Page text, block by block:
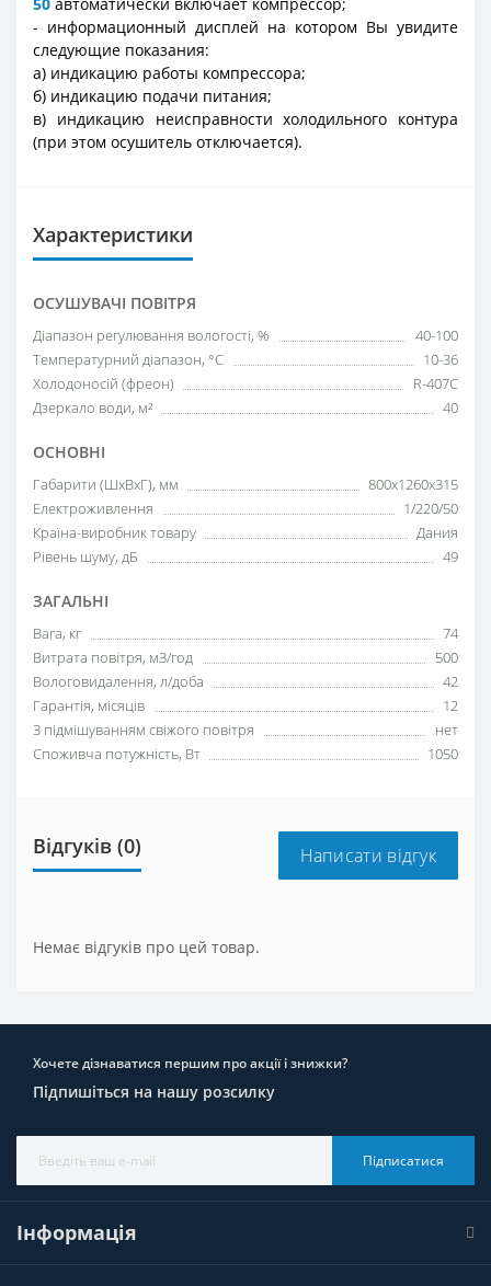
- информационный дисплей на котором Вы увидите
следующие показания:
а) индикацию работы компрессора;
б) индикацию подачи питания;
в) индикацию неисправности холодильного контура
(при этом осушитель отключается).
Характеристики
ОСУШУВАЧІ ПОВІТРЯ
Діапазон регулювання вологості, %
40-100
Температурний діапазон, °С
10-36
Холодоносій (фреон)
R-407C
Дзеркало води, м²
40
ОСНОВНІ
Габарити (ШxВxГ), мм
800x1260x315
Електроживлення
1/220/50
Країна-виробник товару
Дания
Рівень шуму, дБ
49
ЗАГАЛЬНІ
Вага, кг
74
Витрата повітря, мЗ/год
500
Вологовидалення, л/доба
42
Гарантія, місяців
12
З підмішуванням свіжого повітря
нет
Споживча потужність, Вт
1050
Відгуків (0) Написати відгук
Немає відгуків про цей товар.
Хочете дізнаватися першим про акції і знижки?
Підпишіться на нашу розсилку
Підписатися
Інформація